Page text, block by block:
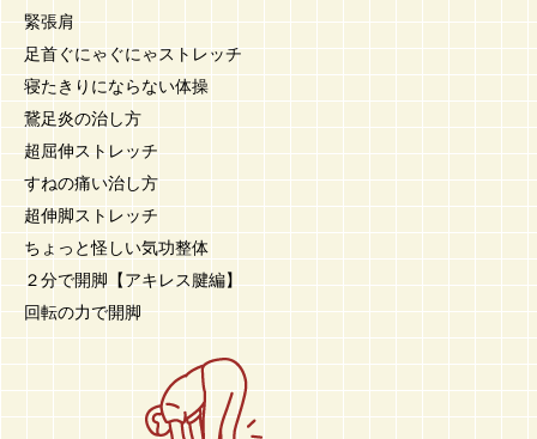
緊張肩
足首ぐにゃぐにゃストレッチ
寝たきりにならない体操
鵞足炎の治し方
超屈伸ストレッチ
すねの痛い治し方
超伸脚ストレッチ
ちょっと怪しい気功整体
２分で開脚【アキレス腱編】
回転の力で開脚